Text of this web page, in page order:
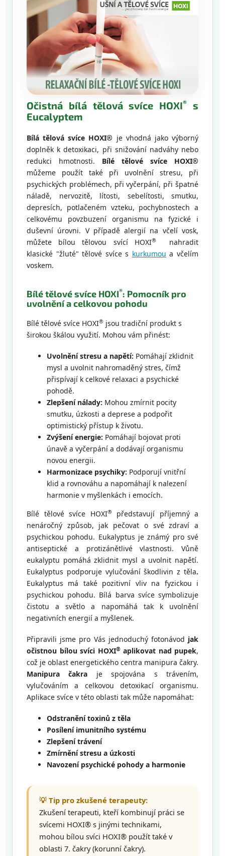
Očistná bílá tělová svíce HOXI®
s
Eucalyptem
Bílá tělová svíce HOXI® je vhodná jako výborný
doplněk k detoxikaci, při snižování nadváhy nebo
redukci hmotnosti. Bílé tělové svíce HOXI®
můžeme použít také při uvolnění stresu, při
psychických problémech, při vyčerpání, při špatné
náladě, nervozitě, lítosti, sebelítosti, smutku,
depresích, potlačeném vzteku, pochybnostech a
celkovému povzbuzení organismu na fyzické i
duševní úrovni. V případě alergií na včelí vosk,
můžete bílou tělovou svící HOXI®nahradit
klasické "žluté" tělové svíce s kurkumou a včelím
voskem.
Bílé tělové svíce HOXI®: Pomocník pro
uvolnění a celkovou pohodu
Bílé tělové svíce HOXI® jsou tradiční produkt s
širokou škálou využití. Mohou vám přinést:
Uvolnění stresu a napětí: Pomáhají zklidnit
mysl a uvolnit nahromaděný stres, čímž
přispívají k celkové relaxaci a psychické
pohodě.
Zlepšení nálady: Mohou zmírnit pocity
smutku, úzkosti a deprese a podpořit
optimistický přístup k životu.
Zvýšení energie: Pomáhají bojovat proti
únavě a vyčerpání a dodávají organismu
novou energii.
Harmonizace psychiky: Podporují vnitřní
klid a rovnováhu a napomáhají k nalezení
harmonie v myšlenkách i emocích.
Bílé tělové svíce HOXI®představují příjemný a
nenáročný způsob, jak pečovat o své zdraví a
psychickou pohodu. Eukalyptus je známý pro své
antiseptické a protizánětlivé vlastnosti. Vůně
eukalyptu pomáhá zklidnit mysl a uvolnit napětí.
Eukalyptus podporuje vylučování škodlivin z těla.
Eukalyptus má také pozitivní vliv na fyzickou i
psychickou pohodu. Bílá barva svíce symbolizuje
čistotu a světlo a napomáhá tak k uvolnění
negativních energií a myšlenek.
Připravili jsme pro Vás jednoduchý fotonávod jak
očistnou bílou svíci HOXI®aplikovat nad pupek,
což je oblast energetického centra manipura čakry.
Manipura čakra je spojována s trávením,
vylučováním a celkovou detoxikací organismu.
Aplikace svíce v této oblasti tak může napomáhat:
Odstranění toxinů z těla
Posílení imunitního systému
Zlepšení trávení
Zmírnění stresu a úzkosti
Navození psychické pohody a harmonie
💡 Tip pro zkušené terapeuty:
Zkušení terapeuti, kteří kombinují práci se
svícemi HOXI® s jinými technikami,
mohou bílou svíci HOXI® použít také v
oblasti 7. čakry (korunní čakry).